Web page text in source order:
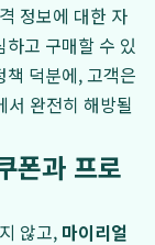
정보에 대한 자
고 구매할 수 있
책 덕분에, 고객은
완전히 해방될
폰과 프로
않고, 마이리얼